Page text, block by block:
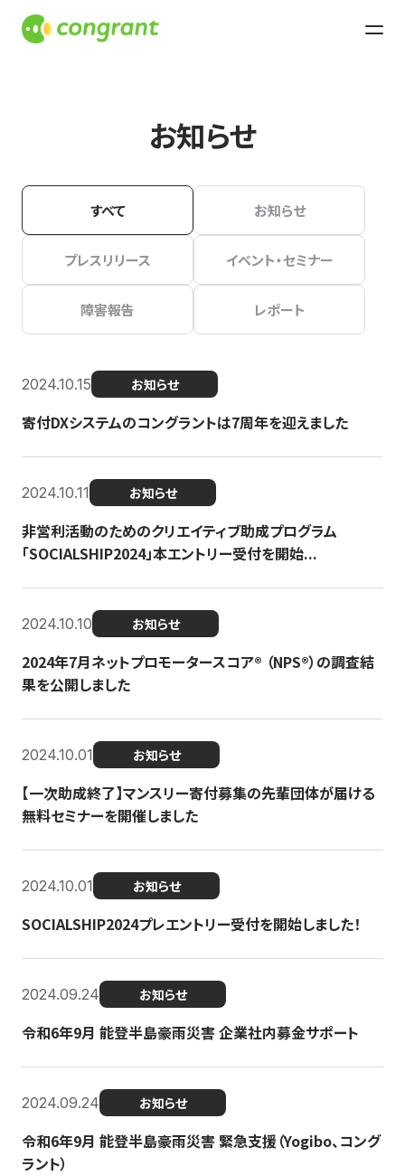
お知らせ
すべて お知らせ
プレスリリース イベント・セミナー
障害報告 レポート
2024.10.15 お知らせ
寄付DXシステムのコングラントは7周年を迎えました
2024.10.11 お知らせ
非営利活動のためのクリエイティブ助成プログラム
「SOCIALSHIP2024」本エントリー受付を開始...
2024.10.10 お知らせ
2024年7月ネットプロモータースコア®︎ （NPS®︎）の調査結
果を公開しました
2024.10.01 お知らせ
【一次助成終了】マンスリー寄付募集の先輩団体が届ける
無料セミナーを開催しました
2024.10.01 お知らせ
SOCIALSHIP2024プレエントリー受付を開始しました！
2024.09.24 お知らせ
令和6年9月 能登半島豪雨災害 企業社内募金サポート
2024.09.24 お知らせ
令和6年9月 能登半島豪雨災害 緊急支援（Yogibo、コング
ラント）